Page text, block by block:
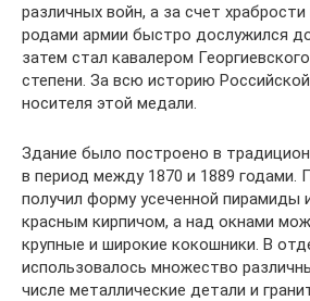
различных войн, а за счет
родами армии быстро дослужился до
затем стал кавалером
степени. За всю историю
носителя этой медали.
Здание было построено в
в период между 1870 и 1889 годами.
получил форму усеченной пирамиды
красным кирпичом, а над окнами
крупные и широкие кокошники. В
использовалось множество
числе металлические детали и